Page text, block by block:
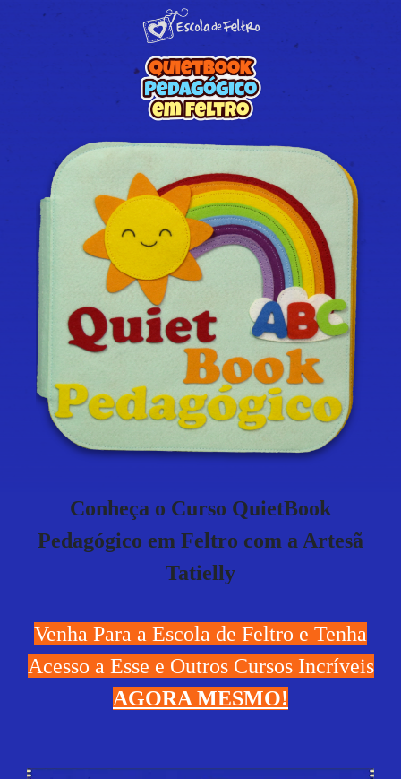
Conheça o Curso QuietBook
Pedagógico em Feltro com a Artesã
Tatielly
Venha Para a Escola de Feltro e Tenha
Acesso a Esse e Outros Cursos Incríveis
AGORA MESMO!